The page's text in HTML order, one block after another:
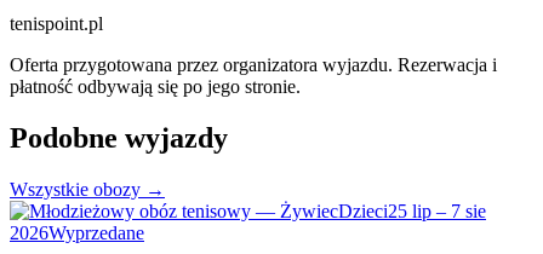
tenispoint.pl
Oferta przygotowana przez organizatora wyjazdu. Rezerwacja i
płatność odbywają się po jego stronie.
Podobne wyjazdy
Wszystkie obozy →
Dzieci25 lip – 7 sie
2026Wyprzedane